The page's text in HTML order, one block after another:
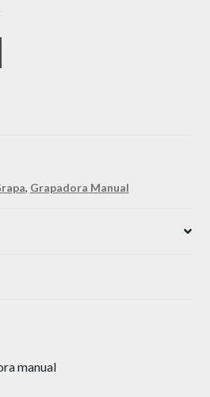
, Grapadora Manual
manual